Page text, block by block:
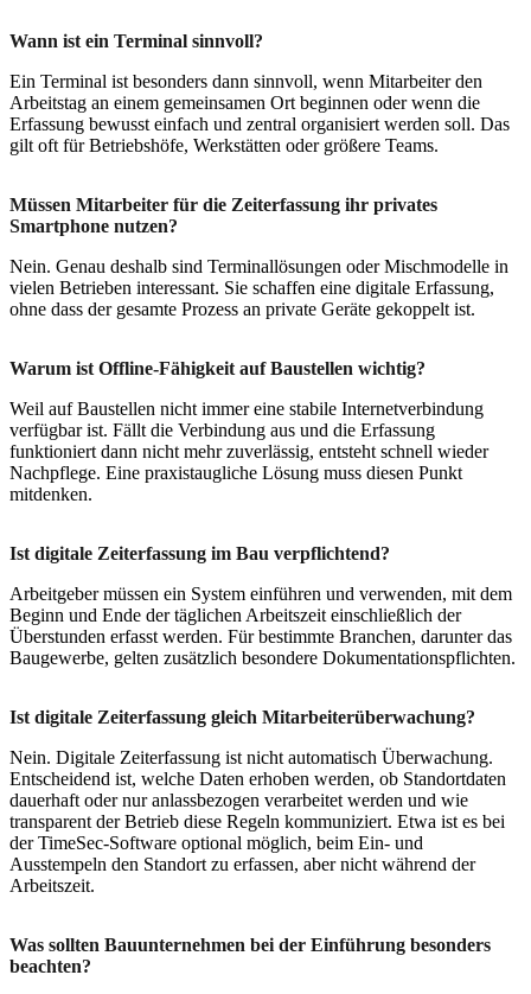
Wann ist ein Terminal sinnvoll?
Ein Terminal ist besonders dann sinnvoll, wenn Mitarbeiter den
Arbeitstag an einem gemeinsamen Ort beginnen oder wenn die
Erfassung bewusst einfach und zentral organisiert werden soll. Das
gilt oft für Betriebshöfe, Werkstätten oder größere Teams.
Müssen Mitarbeiter für die Zeiterfassung ihr privates
Smartphone nutzen?
Nein. Genau deshalb sind Terminallösungen oder Mischmodelle in
vielen Betrieben interessant. Sie schaffen eine digitale Erfassung,
ohne dass der gesamte Prozess an private Geräte gekoppelt ist.
Warum ist Offline-Fähigkeit auf Baustellen wichtig?
Weil auf Baustellen nicht immer eine stabile Internetverbindung
verfügbar ist. Fällt die Verbindung aus und die Erfassung
funktioniert dann nicht mehr zuverlässig, entsteht schnell wieder
Nachpflege. Eine praxistaugliche Lösung muss diesen Punkt
mitdenken.
Ist digitale Zeiterfassung im Bau verpflichtend?
Arbeitgeber müssen ein System einführen und verwenden, mit dem
Beginn und Ende der täglichen Arbeitszeit einschließlich der
Überstunden erfasst werden. Für bestimmte Branchen, darunter das
Baugewerbe, gelten zusätzlich besondere Dokumentationspflichten.
Ist digitale Zeiterfassung gleich Mitarbeiterüberwachung?
Nein. Digitale Zeiterfassung ist nicht automatisch Überwachung.
Entscheidend ist, welche Daten erhoben werden, ob Standortdaten
dauerhaft oder nur anlassbezogen verarbeitet werden und wie
transparent der Betrieb diese Regeln kommuniziert. Etwa ist es bei
der TimeSec-Software optional möglich, beim Ein- und
Ausstempeln den Standort zu erfassen, aber nicht während der
Arbeitszeit.
Was sollten Bauunternehmen bei der Einführung besonders
beachten?